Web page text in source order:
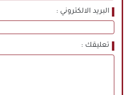
البريد الالكتروني
تعليقك